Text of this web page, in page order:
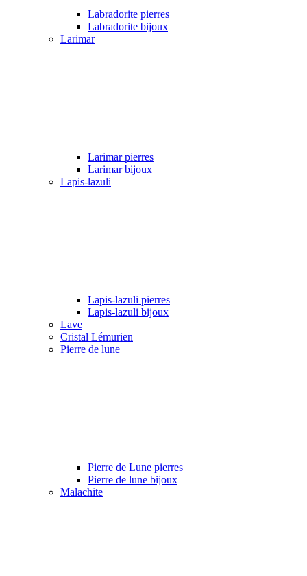
Labradorite pierres
Labradorite bijoux
Larimar
Larimar pierres
Larimar bijoux
Lapis-lazuli
Lapis-lazuli pierres
Lapis-lazuli bijoux
Lave
Cristal Lémurien
Pierre de lune
Pierre de Lune pierres
Pierre de lune bijoux
Malachite